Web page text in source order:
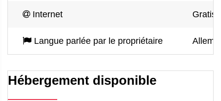
Internet Gratis
Langue parlée par le propriétaire
Hébergement disponible